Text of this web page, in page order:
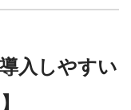
入しやすい